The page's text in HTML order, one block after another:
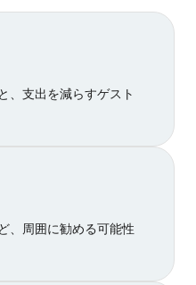
、支出を減らすゲスト
、周囲に勧める可能性